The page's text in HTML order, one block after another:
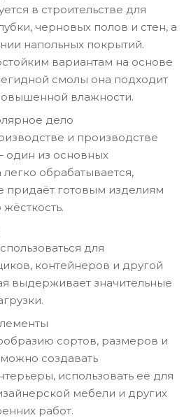
в строительстве для
черновых полов и стен, а
напольных покрытий.
вариантам на основе
смолы она подходит
влажности.
дело
и производстве
один из основных
обрабатывается,
придаёт готовым изделиям
для
контейнеров и другой
выдерживает значительные
сортов, размеров и
создавать
использовать её для
мебели и других
работ.